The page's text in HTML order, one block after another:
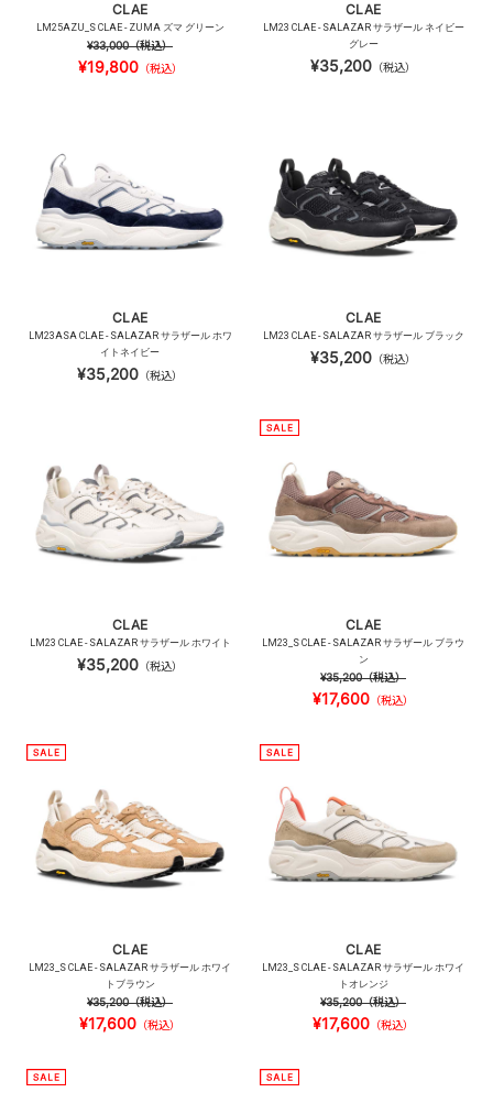
CLAE
LM25AZU_S CLAE - ZUMA ズマ グリーン
¥33,000（税込）
¥19,800（税込）
CLAE
LM23 CLAE - SALAZAR サラザール ネイビー
グレー
¥35,200 （税込）
CLAE
LM23ASA CLAE - SALAZAR サラザール ホワ
イトネイビー
¥35,200 （税込）
CLAE
LM23 CLAE - SALAZAR サラザール ブラック
¥35,200 （税込）
CLAE
LM23 CLAE - SALAZAR サラザール ホワイト
¥35,200 （税込）
CLAE
LM23_S CLAE - SALAZAR サラザール ブラウ
ン
¥35,200（税込）
¥17,600 （税込）
CLAE
LM23_S CLAE - SALAZAR サラザール ホワイ
トブラウン
¥35,200（税込）
¥17,600 （税込）
CLAE
LM23_S CLAE - SALAZAR サラザール ホワイ
トオレンジ
¥35,200（税込）
¥17,600 （税込）